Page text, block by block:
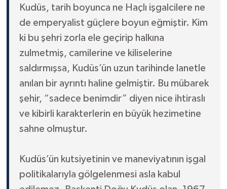
Kudüs, tarih boyunca ne Haçlı işgalcilere ne
de emperyalist güçlere boyun eğmiştir. Kim
ki bu şehri zorla ele geçirip halkına
zulmetmiş, camilerine ve kiliselerine
saldırmışsa, Kudüs’ün uzun tarihinde lanetle
anılan bir ayrıntı haline gelmiştir. Bu mübarek
şehir, “sadece benimdir” diyen nice ihtiraslı
ve kibirli karakterlerin en büyük hezimetine
sahne olmuştur.
Kudüs’ün kutsiyetinin ve maneviyatının işgal
politikalarıyla gölgelenmesi asla kabul